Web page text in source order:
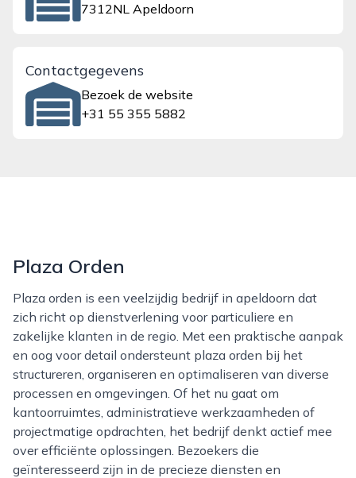
7312NL Apeldoorn
Contactgegevens
Bezoek de website
+31 55 355 5882
Plaza Orden
Plaza orden is een veelzijdig bedrijf in apeldoorn dat
zich richt op dienstverlening voor particuliere en
zakelijke klanten in de regio. Met een praktische aanpak
en oog voor detail ondersteunt plaza orden bij het
structureren, organiseren en optimaliseren van diverse
processen en omgevingen. Of het nu gaat om
kantoorruimtes, administratieve werkzaamheden of
projectmatige opdrachten, het bedrijf denkt actief mee
over efficiënte oplossingen. Bezoekers die
geïnteresseerd zijn in de precieze diensten en